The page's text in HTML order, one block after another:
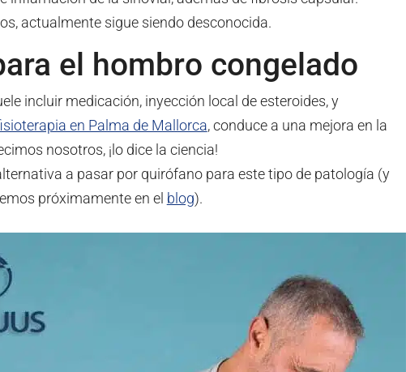
actualmente sigue siendo desconocida.
el hombro congelado
incluir medicación, inyección local de esteroides, y
en Palma de Mallorca, conduce a una mejora en la
nosotros, ¡lo dice la ciencia!
a pasar por quirófano para este tipo de patología (y
próximamente en el blog).